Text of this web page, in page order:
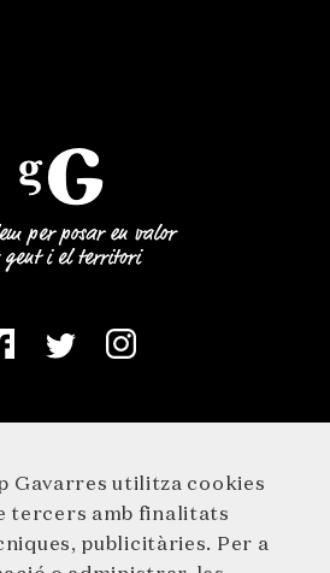
Gavarres utilitza cookies
tercers amb finalitats
publicitàries. Per a